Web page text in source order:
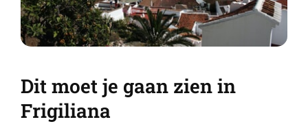
Dit moet je gaan zien in
Frigiliana